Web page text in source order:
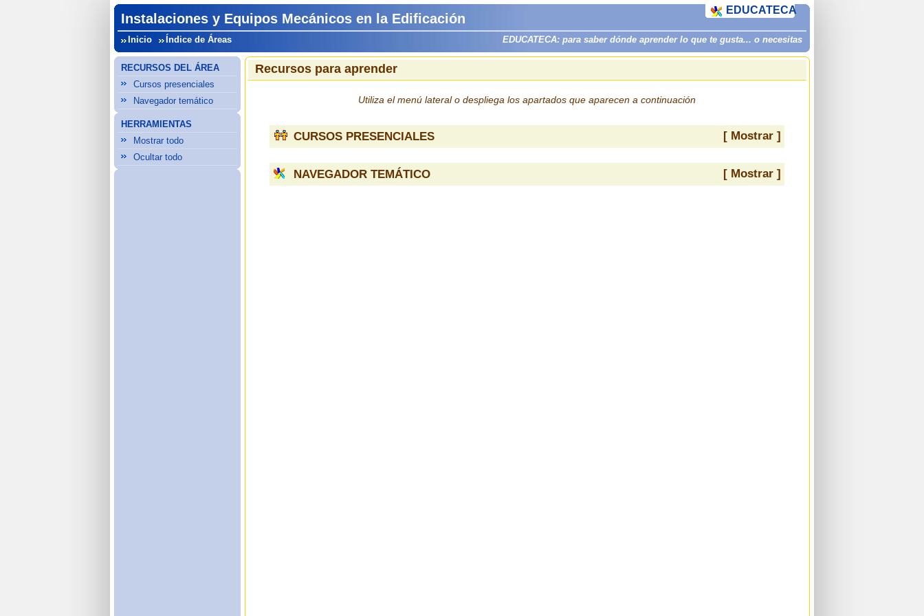
Instalaciones y Equipos Mecánicos en la Edificación
Inicio Índice de Áreas EDUCATECA: para saber dónde aprender lo que te gusta... o necesitas
EDUCATECA
RECURSOS DEL ÁREA
Cursos presenciales
Navegador temático
HERRAMIENTAS
Mostrar todo
Ocultar todo
Recursos para aprender
Utiliza el menú lateral o despliega los apartados que aparecen a continuación
CURSOS PRESENCIALES [ Mostrar ]
NAVEGADOR TEMÁTICO [ Mostrar ]